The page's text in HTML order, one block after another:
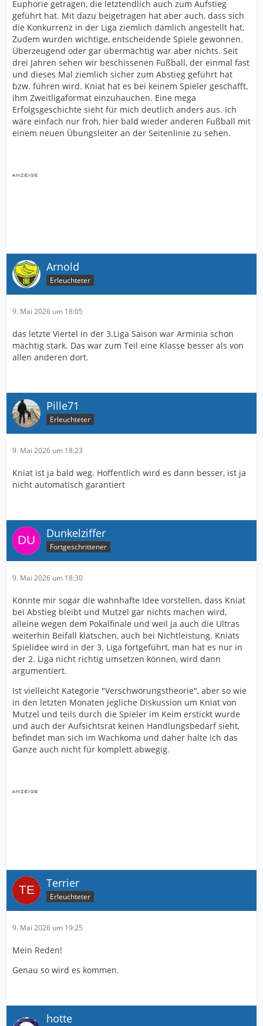
Euphorie getragen, die letztendlich auch zum Aufstieg
geführt hat. Mit dazu beigetragen hat aber auch, dass sich
die Konkurrenz in der Liga ziemlich dämlich angestellt hat.
Zudem wurden wichtige, entscheidende Spiele gewonnen.
Überzeugend oder gar übermächtig war aber nichts. Seit
drei Jahren sehen wir beschissenen Fußball, der einmal fast
und dieses Mal ziemlich sicher zum Abstieg geführt hat
bzw. führen wird. Kniat hat es bei keinem Spieler geschafft,
ihm Zweitligaformat einzuhauchen. Eine mega
Erfolgsgeschichte sieht für mich deutlich anders aus. Ich
wäre einfach nur froh, hier bald wieder anderen Fußball mit
einem neuen Übungsleiter an der Seitenlinie zu sehen.
Arnold
Erleuchteter
9. Mai 2026 um 18:05
das letzte Viertel in der 3.Liga Saison war Arminia schon
mächtig stark. Das war zum Teil eine Klasse besser als von
allen anderen dort.
Pille71
Erleuchteter
9. Mai 2026 um 18:23
Kniat ist ja bald weg. Hoffentlich wird es dann besser, ist ja
nicht automatisch garantiert
Dunkelziffer
Fortgeschrittener
9. Mai 2026 um 18:30
Könnte mir sogar die wahnhafte Idee vorstellen, dass Kniat
bei Abstieg bleibt und Mutzel gar nichts machen wird,
alleine wegen dem Pokalfinale und weil ja auch die Ultras
weiterhin Beifall klatschen, auch bei Nichtleistung. Kniats
Spielidee wird in der 3. Liga fortgeführt, man hat es nur in
der 2. Liga nicht richtig umsetzen können, wird dann
argumentiert.
Ist vielleicht Kategorie "Verschwörungstheorie", aber so wie
in den letzten Monaten jegliche Diskussion um Kniat von
Mutzel und teils durch die Spieler im Keim erstickt wurde
und auch der Aufsichtsrat keinen Handlungsbedarf sieht,
befindet man sich im Wachkoma und daher halte ich das
Ganze auch nicht für komplett abwegig.
Terrier
Erleuchteter
9. Mai 2026 um 19:25
Mein Reden!
Genau so wird es kommen.
hotte